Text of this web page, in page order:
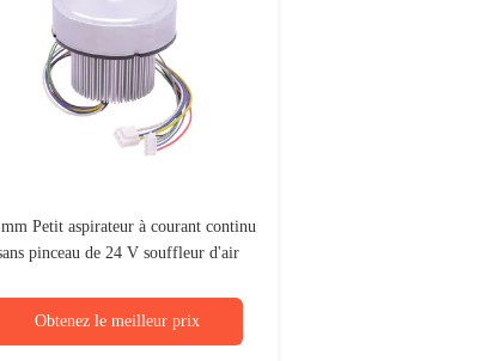
Petit aspirateur à courant continu
pinceau de 24 V souffleur d'air
Obtenez le meilleur prix